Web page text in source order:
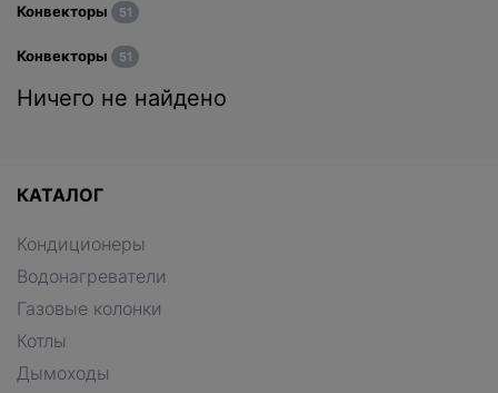
Конвекторы 51
Конвекторы 51
Ничего не найдено
КАТАЛОГ
Кондиционеры
Водонагреватели
Газовые колонки
Котлы
Дымоходы